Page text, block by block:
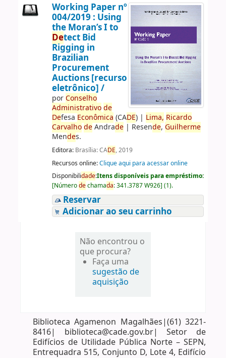
Working Paper nº
004/2019 : Using
the Moran’s I to
Detect Bid
Rigging in
Brazilian
Procurement
Auctions [recurso
eletrônico] /
porConselho
Administrativo de
Defesa Econômica (CADE)| Lima, Ricardo
Carvalho deAndrade| Resende, Guilherme
Mendes.
Editora: Brasília: CADE, 2019
Recursos online:Clique aqui para acessar online
Disponibilidade:Itens disponíveis para empréstimo:
[Númerodechamada:341.3787 W926] (1).
Reservar
Adicionar ao seu carrinho
Não encontrou o
que procura?
Faça uma
sugestão de
aquisição
Biblioteca Agamenon Magalhães|(61) 3221-
8416| biblioteca@cade.gov.br| Setor de
Edifícios de Utilidade Pública Norte – SEPN,
Entrequadra 515, Conjunto D, Lote 4, Edifício